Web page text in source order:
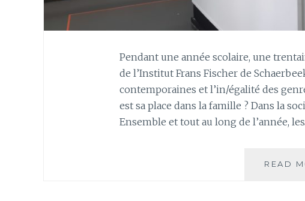
Pendant une année scolaire, une
de l’Institut Frans Fischer de
contemporaines et l’in/égalité des
est sa place dans la famille ? Dans la
Ensemble et tout au long de l’année,
READ